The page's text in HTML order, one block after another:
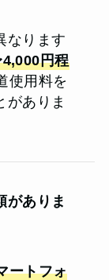
なります
円程
使用料を
がありま
がありま
ートフォ